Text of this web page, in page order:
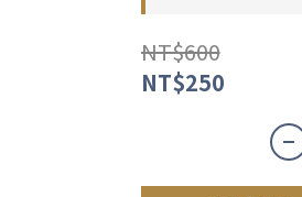
NT$600
NT$250